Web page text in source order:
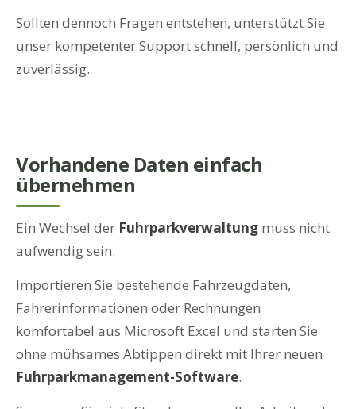
Sollten dennoch Fragen entstehen, unterstützt Sie
unser kompetenter Support schnell, persönlich und
zuverlässig.
Vorhandene Daten einfach
übernehmen
Ein Wechsel der Fuhrparkverwaltung muss nicht
aufwendig sein.
Importieren Sie bestehende Fahrzeugdaten,
Fahrerinformationen oder Rechnungen
komfortabel aus Microsoft Excel und starten Sie
ohne mühsames Abtippen direkt mit Ihrer neuen
Fuhrparkmanagement-Software.